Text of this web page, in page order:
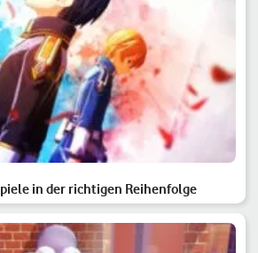
in der richtigen Reihenfolge